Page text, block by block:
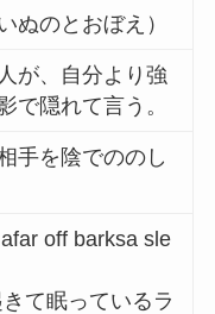
ぬのとおぼえ）
が、自分より強
で隠れて言う。
手を陰でののし
off barksa sle
て眠っているラ